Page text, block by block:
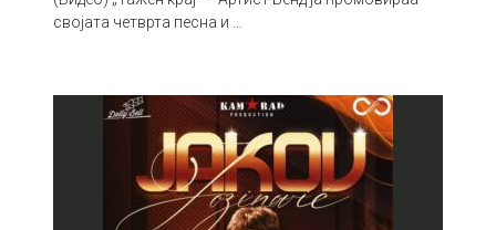
својата четврта песна и …